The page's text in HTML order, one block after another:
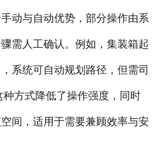
与自动优势，部分操作由系
需人工确认。例如，集装箱起
系统可自动规划路径，但需司
方式降低了操作强度，同时
间，适用于需要兼顾效率与安